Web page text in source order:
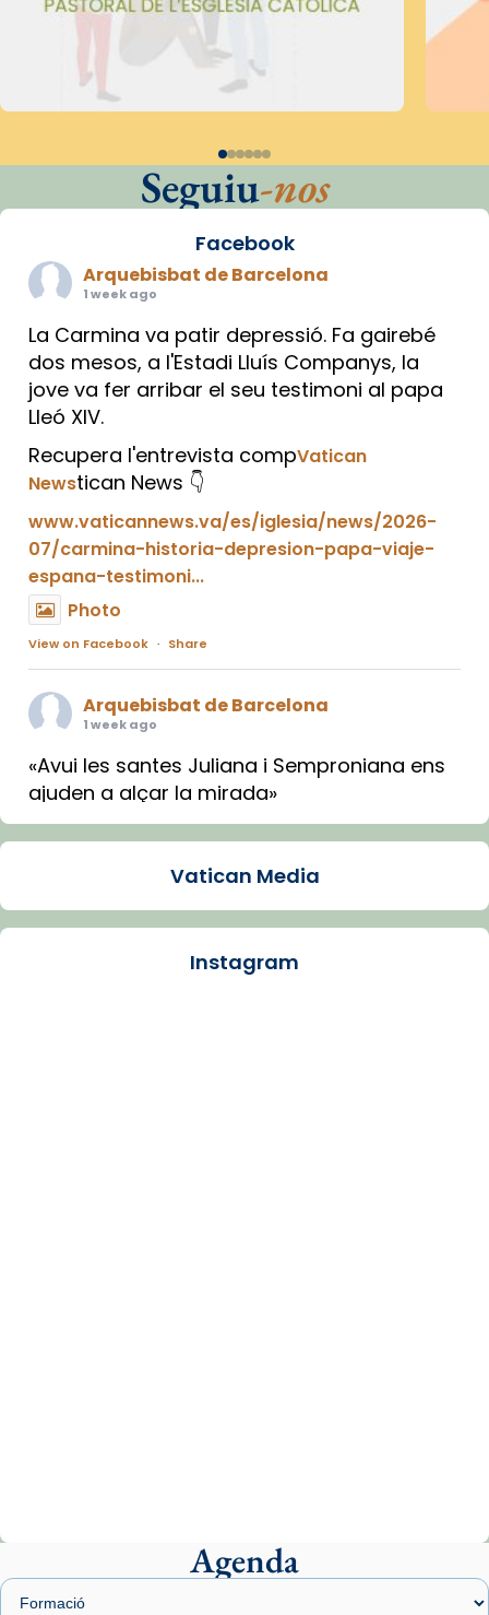
Seguiu-nos
Facebook
Arquebisbat de Barcelona
1 week ago
La Carmina va patir depressió. Fa gairebé
dos mesos, a l'Estadi Lluís Companys, la
jove va fer arribar el seu testimoni al papa
Lleó XIV.
Recupera l'entrevista compVatican
Newstican News 👇
www.vaticannews.va/es/iglesia/news/2026-
07/carmina-historia-depresion-papa-viaje-
espana-testimoni...
Photo
View on Facebook · Share
Arquebisbat de Barcelona
1 week ago
«Avui les santes Juliana i Semproniana ens
ajuden a alçar la mirada»
Mons. Sergi Gordo, bisbe de Tortosa, ha
Santes de Mataró.
🔗tinyurl.com/cvu5jmbk
Arquebisbat de Barcelona
2 weeks ago
Vatican Media
Instagram
Agenda